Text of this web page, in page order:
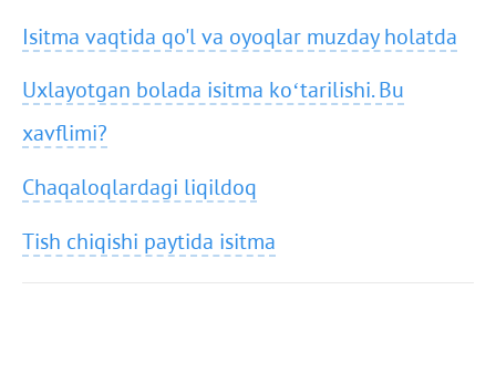
Isitma vaqtida qo'l va oyoqlar muzday holatda
Uxlayotgan bolada isitma ko‘tarilishi. Bu
xavflimi?
Сhaqaloqlardagi liqildoq
Tish chiqishi paytida isitma